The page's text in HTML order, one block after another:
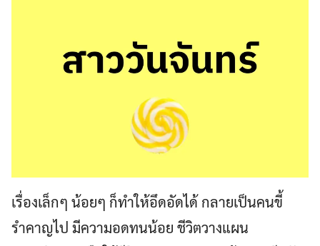
เรื่องเล็กๆ น้อยๆ ก็ทำให้อึดอัดได้ กลายเป็นคนขี้
รำคาญไป มีความอดทนน้อย ชีวิตวางแผน